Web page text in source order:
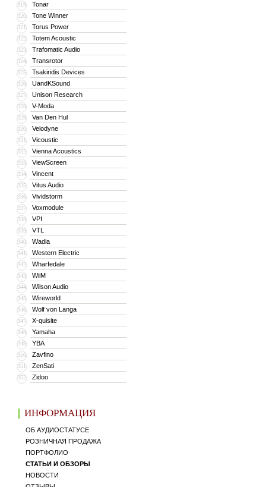
319 Tonar
320 Tone Winner
321 Torus Power
322 Totem Acoustic
323 Trafomatic Audio
324 Transrotor
325 Tsakiridis Devices
326 UandKSound
327 Unison Research
328 V-Moda
329 Van Den Hul
330 Velodyne
331 Vicoustic
332 Vienna Acoustics
333 ViewScreen
334 Vincent
335 Vitus Audio
336 Vividstorm
337 Voxmodule
338 VPI
339 VTL
340 Wadia
341 Western Electric
342 Wharfedale
343 WiiM
344 Wilson Audio
345 Wireworld
346 Wolf von Langa
347 X-quisite
348 Yamaha
349 YBA
350 Zavfino
351 ZenSati
352 Zidoo
ИНФОРМАЦИЯ
ОБ АУДИОСТАТУСЕ
РОЗНИЧНАЯ ПРОДАЖА
ПОРТФОЛИО
СТАТЬИ И ОБЗОРЫ
НОВОСТИ